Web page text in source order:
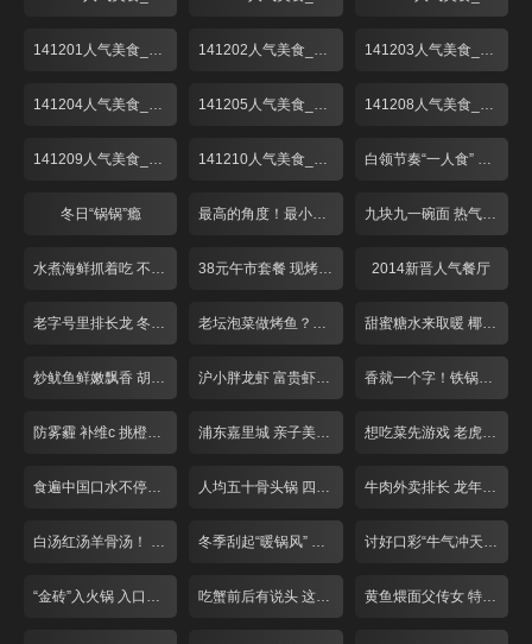
141201人气美食_001 141202人气美食_001 141203人气美食_001
141204人气美食_001 141205人气美食_001 141208人气美食_001
141209人气美食_001 141210人气美食_001 白领节奏“一人食” 荤素搭配翻花样！
冬日“锅锅”瘾 最高的角度！最小的空间！这个餐厅不简单 九块九一碗面 热气腾腾香辣酥
水煮海鲜抓着吃 不装淑女做“汉子” 38元午市套餐 现烤匹萨对折卖 2014新晋人气餐厅
老字号里排长龙 冬至吃碗“暖汤圆”！ 老坛泡菜做烤鱼？重庆奶奶好手艺 甜蜜糖水来取暖 椰皇用来煮汤圆？
炒鱿鱼鲜嫩飘香 胡椒饼芝士爆浆 沪小胖龙虾 富贵虾 适合夜宵聚会 香就一个字！铁锅烧制锅巴饭！
防雾霾 补维c 挑橙吃橘有窍门！ 浦东嘉里城 亲子美味好去处！ 想吃菜先游戏 老虎棒子鸡！
食遍中国口水不停！带你领略各省经典菜品 人均五十骨头锅 四根大骨配菜多！ 牛肉外卖排长 龙年味冷菜摆一盘
白汤红汤羊骨汤！ “羊气”十足来补身！ 冬季刮起“暖锅风” 掀起你的“盖头”来 讨好口彩“牛气冲天”! 张飞牛肉面
“金砖”入火锅 入口就是鲜香辣 吃蟹前后有说头 这些道理你懂吗？ 黄鱼煨面父传女 特色小笼人气旺